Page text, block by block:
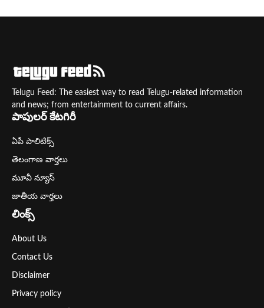
Telugu Feed: The easiest way to read Telugu-related information
and news; from entertainment to current affairs.
పాపులర్ కేటగిరీ
ఏపీ పాలిటిక్స్
తెలంగాణ వార్తలు
మూవీ న్యూస్
జాతీయ వార్తలు
లింక్స్
About Us
Contact Us
Disclaimer
Privacy policy